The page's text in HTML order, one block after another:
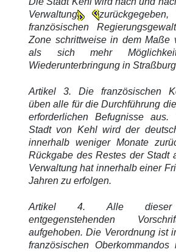
Verwaltung
französischen
Zone schrittweise in dem Maße
als sich mehr
Wiederunterbringung in
Artikel 3. Die französischen
üben alle für die Durchführung
erforderlichen Befugnisse
Stadt von Kehl wird der
innerhalb weniger Monate
Rückgabe des Restes der Stadt
Verwaltung hat innerhalb einer
Jahren zu erfolgen.
Artikel 4. Alle dieser
entgegenstehenden
aufgehoben. Die Verordnung ist
französischen